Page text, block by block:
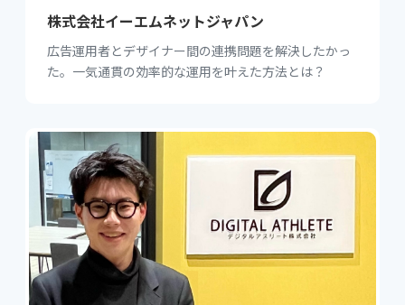
株式会社イーエムネットジャパン
広告運用者とデザイナー間の連携問題を解決したかっ
た。一気通貫の効率的な運用を叶えた方法とは？